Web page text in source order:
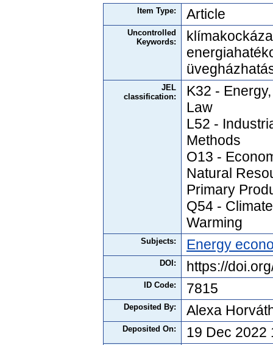
Item Type: Article
Uncontrolled
Keywords:
JEL
classification:
K32 -
Law
L52 -
Methods
O13 -
Natural
Primary
Q54 -
Warming
Subjects: Energy
DOI: https://
ID Code: 7815
Deposited By: Alexa
Deposited On: 19 Dec 2022